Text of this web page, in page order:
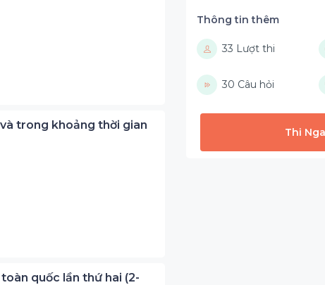
trong khoảng thời gian
quốc lần thứ hai (2-
Thông tin thêm
33 Lượt thi
30 Câu hỏi
Thi